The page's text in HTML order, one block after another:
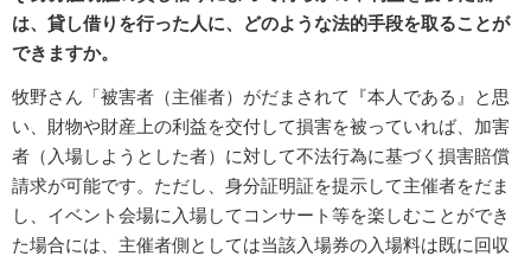
は、貸し借りを行った人に、どのような法的手段を取ることが
できますか。
牧野さん「被害者（主催者）がだまされて『本人である』と思
い、財物や財産上の利益を交付して損害を被っていれば、加害
者（入場しようとした者）に対して不法行為に基づく損害賠償
請求が可能です。ただし、身分証明証を提示して主催者をだま
し、イベント会場に入場してコンサート等を楽しむことができ
た場合には、主催者側としては当該入場券の入場料は既に回収